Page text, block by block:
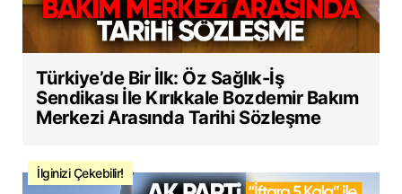
Türkiye’de Bir İlk: Öz Sağlık-İş
Sendikası İle Kırıkkale Bozdemir Bakım
Merkezi Arasında Tarihi Sözleşme
İlginizi Çekebilir!